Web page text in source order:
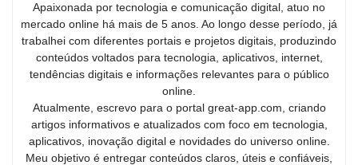
Apaixonada por tecnologia e comunicação digital, atuo no
mercado online há mais de 5 anos. Ao longo desse período, já
trabalhei com diferentes portais e projetos digitais, produzindo
conteúdos voltados para tecnologia, aplicativos, internet,
tendências digitais e informações relevantes para o público
online.
Atualmente, escrevo para o portal great-app.com, criando
artigos informativos e atualizados com foco em tecnologia,
aplicativos, inovação digital e novidades do universo online.
Meu objetivo é entregar conteúdos claros, úteis e confiáveis,